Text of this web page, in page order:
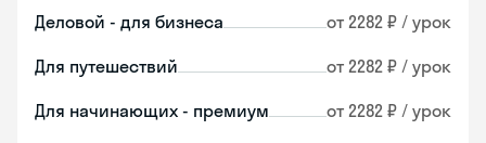
Деловой - для бизнеса от 2282 ₽ / урок
Для путешествий от 2282 ₽ / урок
Для начинающих - премиум от 2282 ₽ / урок